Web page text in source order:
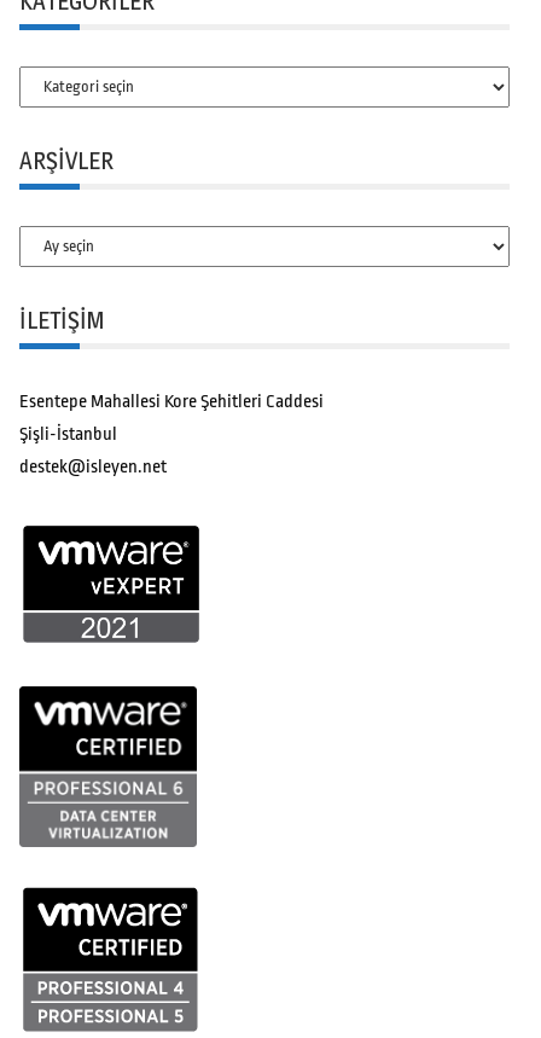
Kategoriler
ARŞIVLER
Arşivler
İLETİŞİM
Esentepe Mahallesi Kore Şehitleri Caddesi
Şişli-İstanbul
destek@isleyen.net